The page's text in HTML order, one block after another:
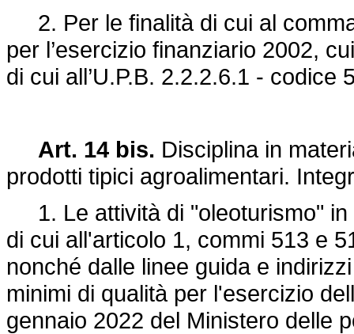
2. Per le finalità di cui al
per l’esercizio finanziario 2002,
di cui all’U.P.B. 2.2.2.6.1 -
Art. 14 bis. Disciplina in
prodotti tipici agroalimentari.
1. Le attività di "oleoturismo" in
di cui all'articolo 1, commi 513 e
nonché dalle linee guida e
minimi di qualità per l'esercizio
gennaio 2022 del Ministero delle